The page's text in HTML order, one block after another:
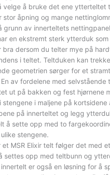
velge å bruke det ene
stor åpning og mange
grunn av innerteltets
en ekstremt sterk ytterduk
bra dersom du telter mye på
i teltet. Teltduken kan
geometrien sørger for et
av fordelene med
ut på bakken og fest hjørnene
stengene i maljene på kortsidene
på innerteltet og legg
å sette opp med to
stengene.
et MSR Elixir telt følger det med
settes opp med teltbunn og
er også en løsning for å